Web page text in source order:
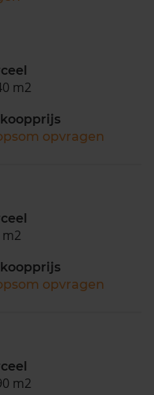
m2
opvragen
opvragen
m2